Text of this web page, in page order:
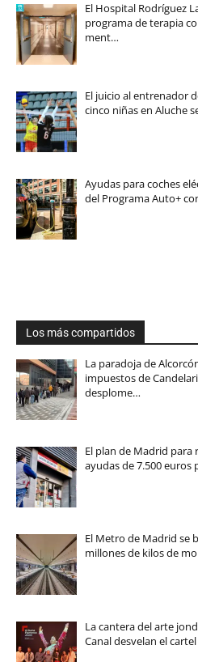
El Hospital Rodríguez
programa de terapia
ment…
El juicio al entrenador
cinco niñas en Aluche
Ayudas para coches
del Programa Auto+
Los más compartidos
La paradoja de
impuestos de
desplome…
El plan de Madrid para
ayudas de 7.500
El Metro de Madrid se
millones de kilos de
La cantera del arte
Canal desvelan el